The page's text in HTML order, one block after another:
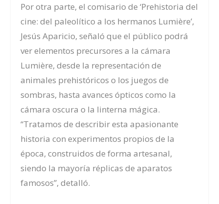
Por otra parte, el comisario de ‘Prehistoria del
cine: del paleolítico a los hermanos Lumière’,
Jesús Aparicio, señaló que el público podrá
ver elementos precursores a la cámara
Lumière, desde la representación de
animales prehistóricos o los juegos de
sombras, hasta avances ópticos como la
cámara oscura o la linterna mágica.
“Tratamos de describir esta apasionante
historia con experimentos propios de la
época, construidos de forma artesanal,
siendo la mayoría réplicas de aparatos
famosos”, detalló.